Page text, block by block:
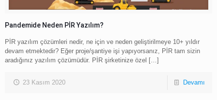
Pandemide Neden PİR Yazılım?
PİR yazılım çözümleri nedir, ne için ve neden geliştirilmeye 10+ yıldır
devam etmektedir? Eğer proje/şantiye işi yapıyorsanız, PİR tam sizin
aradığınız yazılım çözümüdür. PİR şirketinize özel […]
23 Kasım 2020 Devamı